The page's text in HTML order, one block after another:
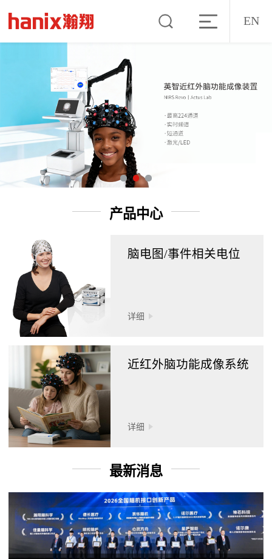
EN
产品中心
脑电图/事件相关电位
详细
近红外脑功能成像系统
详细
最新消息